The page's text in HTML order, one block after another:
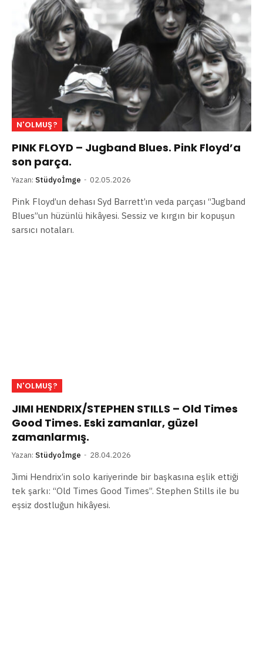
N'OLMUŞ?
PINK FLOYD – Jugband Blues. Pink Floyd’a
son parça.
Yazan: Stüdyoİmge 02.05.2026
Pink Floyd’un dehası Syd Barrett’ın veda parçası “Jugband
Blues”un hüzünlü hikâyesi. Sessiz ve kırgın bir kopuşun
sarsıcı notaları.
N'OLMUŞ?
JIMI HENDRIX/STEPHEN STILLS – Old Times
Good Times. Eski zamanlar, güzel
zamanlarmış.
Yazan: Stüdyoİmge 28.04.2026
Jimi Hendrix’in solo kariyerinde bir başkasına eşlik ettiği
tek şarkı: “Old Times Good Times”. Stephen Stills ile bu
eşsiz dostluğun hikâyesi.